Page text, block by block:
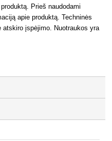
Prieš naudodami
apie produktą. Techninės
įspėjimo. Nuotraukos yra